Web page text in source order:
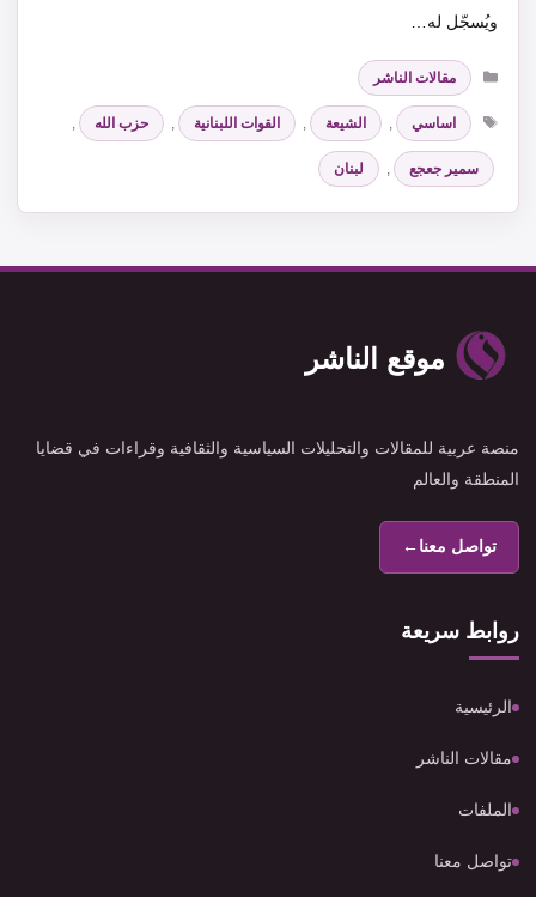
ويُسجّل له…
التصنيفات
مقالات الناشر
الوسوم
اساسي الشيعة القوات اللبنانية حزب الله
سمير جعجع لبنان
موقع الناشر
منصة عربية للمقالات والتحليلات السياسية والثقافية وقراءات في قضايا
المنطقة والعالم
تواصل معنا←
روابط سريعة
الرئيسية
مقالات الناشر
الملفات
تواصل معنا